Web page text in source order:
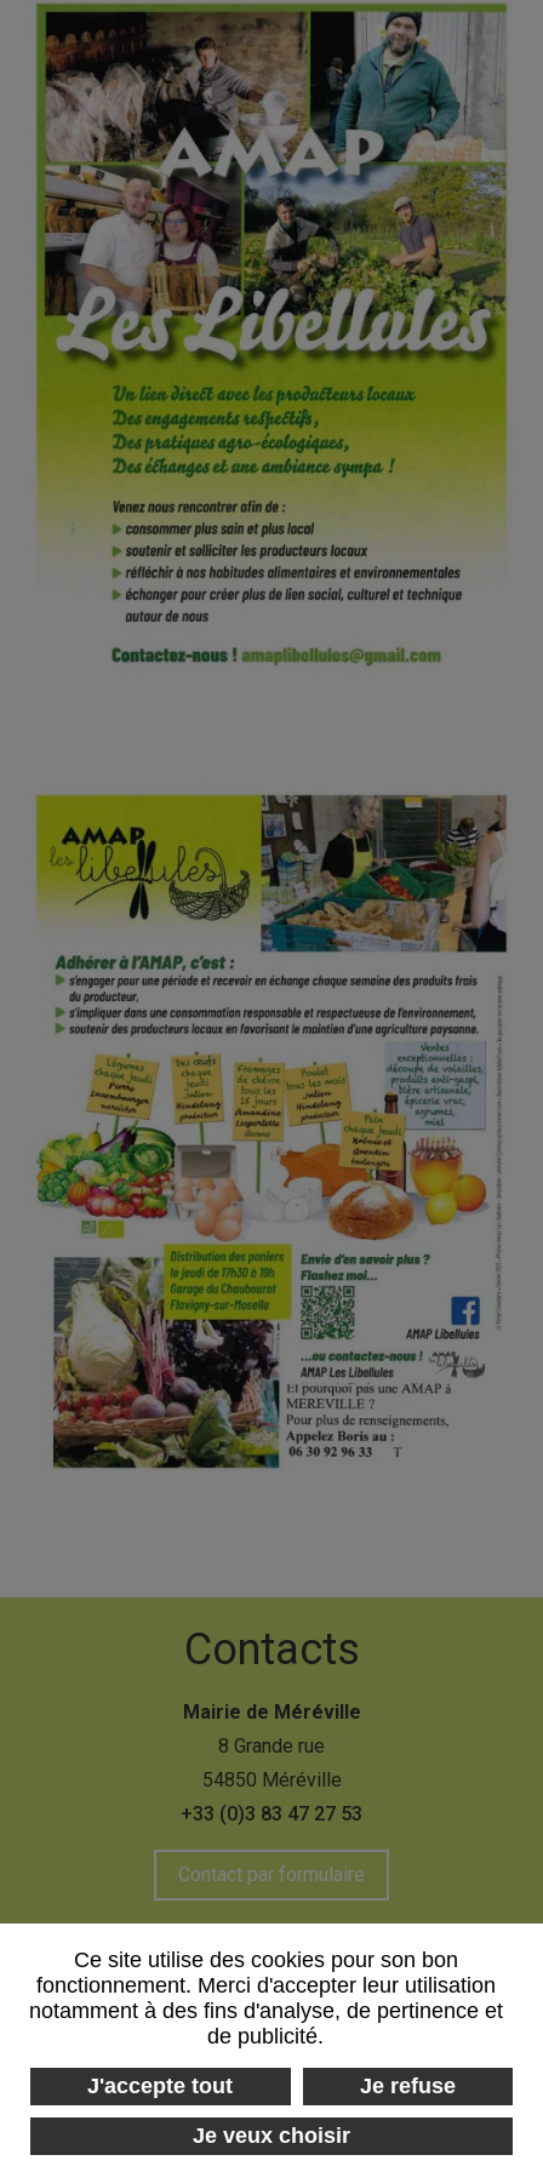
Ce site utilise des cookies pour son bon
fonctionnement. Merci d'accepter leur utilisation
notamment à des fins d'analyse, de pertinence et
de publicité.
J'accepte tout Je refuse
Je veux choisir
Contacts
Mairie de Méréville
8 Grande rue
54850 Méréville
+33 (0)3 83 47 27 53
Contact par formulaire
Mentions légales
Plan du site
Politique de confidentialité
Réalisé par :Neftis